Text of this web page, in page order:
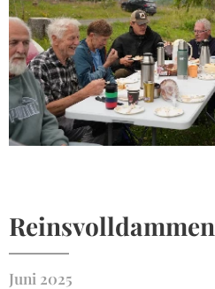
Reinsvolldammen
Juni 2025